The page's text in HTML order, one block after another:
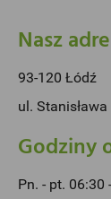
Nasz
93-120 Łódź
ul.
Godziny
Pn. - pt. 06:30